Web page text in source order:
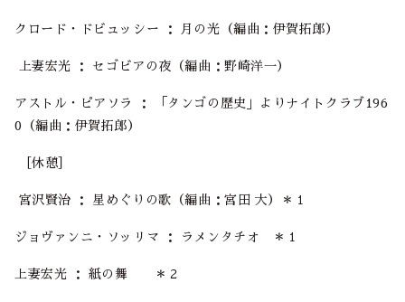
クロード・ドビュッシー ： 月の光（編曲：伊賀拓郎）
上妻宏光 ： セゴビアの夜（編曲：野崎洋一）
アストル・ピアソラ ： 「タンゴの歴史」よりナイトクラブ196
0（編曲：伊賀拓郎）
［休憩］
宮沢賢治 ： 星めぐりの歌（編曲：宮田 大）＊１
ジョヴァンニ・ソッリマ ： ラメンタチオ ＊１
上妻宏光 ： 紙の舞 ＊２